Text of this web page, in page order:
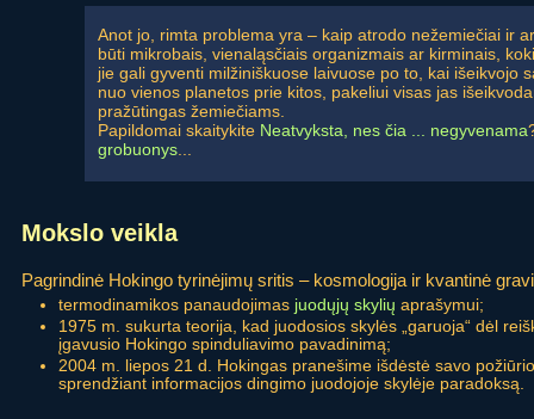
Anot jo, rimta problema yra – kaip atrodo nežemiečiai ir
būti mikrobais, vienaląsčiais organizmais ar kirminais,
jie gali gyventi milžiniškuose laivuose po to, kai išeikvojo
nuo vienos planetos prie kitos, pakeliui visas jas
pražūtingas žemiečiams.
Papildomai skaitykite Neatvyksta, nes čia ... negyvenama
grobuonys
Mokslo veikla
Pagrindinė Hokingo tyrinėjimų sritis – kosmologija ir kvantinė
termodinamikos panaudojimas juodųjų skylių aprašymui;
1975 m. sukurta teorija, kad juodosios skylės „garuoja“ dėl
įgavusio Hokingo spinduliavimo pavadinimą;
2004 m. liepos 21 d. Hokingas pranešime išdėstė savo
sprendžiant informacijos dingimo juodojoje skylėje paradoksą.